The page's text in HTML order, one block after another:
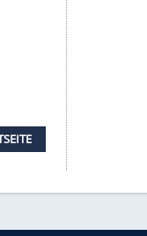
nicht der
bei geringer
Motorisierung
V6-
177 PS.
d bekannte